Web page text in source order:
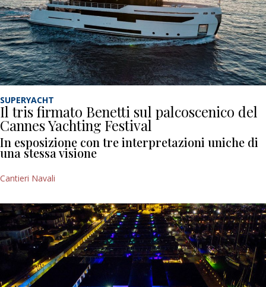
SUPERYACHT
Il tris firmato Benetti sul palcoscenico del
Cannes Yachting Festival
In esposizione con tre interpretazioni uniche di
una stessa visione
Cantieri Navali